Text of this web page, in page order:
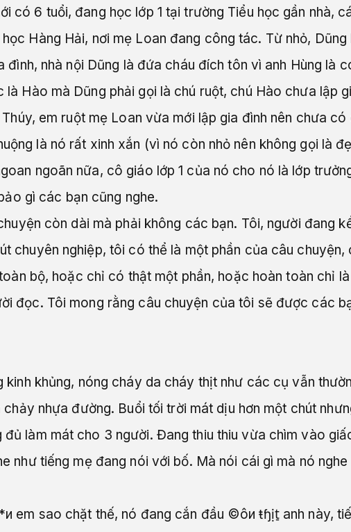
có 6 tuổi, đang học lớp 1 tại trường Tiểu học gần nhà,
Hàng Hải, nơi mẹ Loan đang công tác. Từ nhỏ,
nhà nội Dũng là đứa cháu đích tôn vì anh Hùng là
Hào mà Dũng phải gọi là chú ruột, chú Hào chưa lập
em ruột mẹ Loan vừa mới lập gia đình nên chưa
là nó rất xinh xắn (vì nó còn nhỏ nên không gọi là
ngoãn nữa, cô giáo lớp 1 của nó cho nó là lớp
gì các bạn cũng nghe.
còn dài mà phải không các bạn. Tôi, người đang
chuyên nghiệp, tôi có thể là một phần của câu chuyện,
bộ, hoặc chỉ có thật một phần, hoặc hoàn toàn chỉ
đọc. Tôi mong rằng câu chuyện của tôi sẽ được các
khủng, nóng cháy da cháy thịt như các cụ vẫn
nhựa đường. Buổi tối trời mát dịu hơn một chút
làm mát cho 3 người. Đang thiu thiu vừa chìm vào
như tiếng mẹ đang nói với bố. Mà nói cái gì mà nó
em sao chặt thế, nó đang cắn đầu ©ôи ŧɧịt̠ anh này,